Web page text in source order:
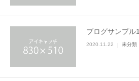
ブログサンプル1
2020.11.22 未分類